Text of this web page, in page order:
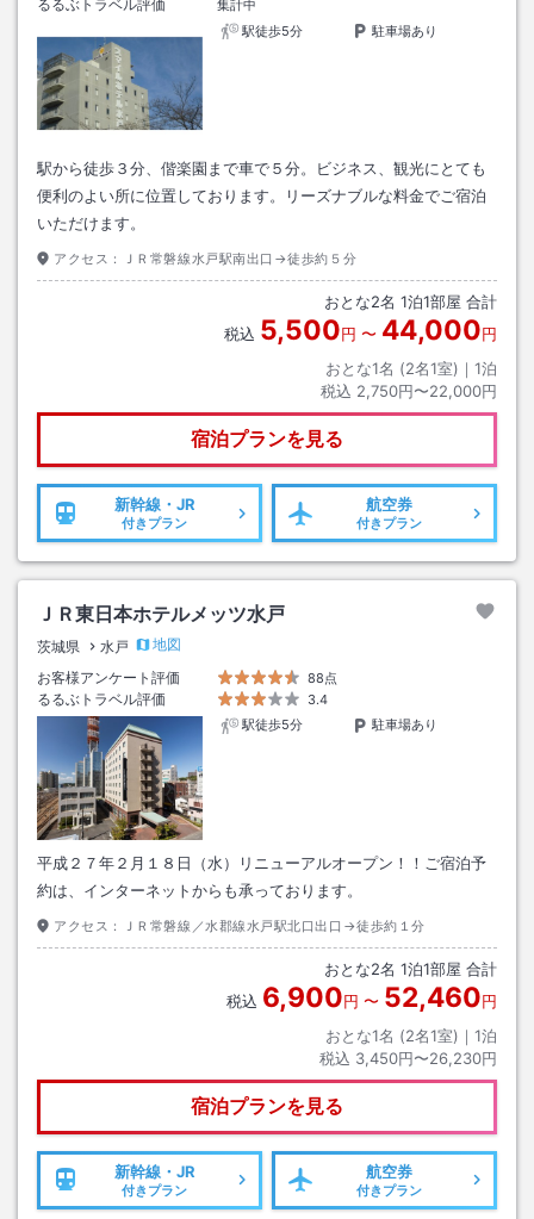
るるぶトラベル評価
集計中
駅徒歩5分
駐車場あり
駅から徒歩３分、偕楽園まで車で５分。ビジネス、観光にとても
便利のよい所に位置しております。リーズナブルな料金でご宿泊
いただけます。
アクセス： ＪＲ常磐線水戸駅南出口→徒歩約５分
おとな2名 1泊1部屋 合計
税込 5,500円 〜 44,000円
おとな1名 (2名1室)｜ 1泊
税込 2,750円〜22,000円
宿泊プランを見る
新幹線・JR
付きプラン
航空券
付きプラン
ＪＲ東日本ホテルメッツ水戸
茨城県 水戸
地図
お客様アンケート評価
88点
るるぶトラベル評価
3.4
駅徒歩5分
駐車場あり
平成２７年２月１８日（水）リニューアルオープン！！ご宿泊予
約は、インターネットからも承っております。
アクセス： ＪＲ常磐線／水郡線水戸駅北口出口→徒歩約１分
おとな2名 1泊1部屋 合計
税込 6,900円 〜 52,460円
おとな1名 (2名1室)｜ 1泊
税込 3,450円〜26,230円
宿泊プランを見る
新幹線・JR
付きプラン
航空券
付きプラン